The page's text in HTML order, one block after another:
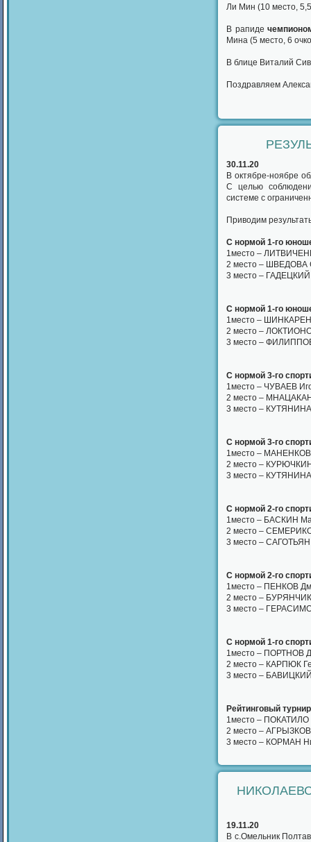
Ли Мин (10 место,
В рапиде
Мина (5 место, 6
В блице Виталий
Поздравляем
30.11.20
В октябре-ноябре
С целью
системе с
Приводим
С нормой 1-го
1место –
2 место – ШВЕДОВА
3 место –
С нормой 1-го
1место –
2 место –
3 место –
С нормой 3-го
1место – ЧУВАЕВ
2 место –
3 место –
С нормой 3-го
1место –
2 место –
3 место –
С нормой 2-го
1место – БАСКИН
2 место –
3 место –
С нормой 2-го
1место – ПЕНКОВ
2 место –
3 место –
С нормой 1-го
1место – ПОРТНОВ
2 место – КАРПЮК
3 место –
Рейтинговый
1место – ПОКАТИЛО
2 место –
3 место – КОРМАН
19.11.20
В с.Омельник